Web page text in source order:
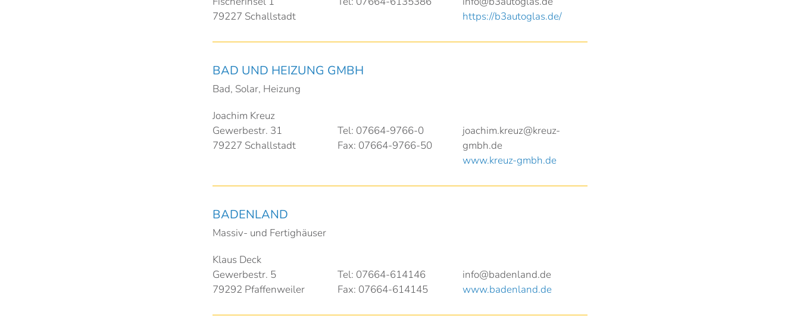
79227 Schallstadt
https://b3autoglas.de/
BAD UND HEIZUNG GMBH
Bad, Solar, Heizung
Joachim Kreuz
Gewerbestr. 31
79227 Schallstadt
Tel: 07664-9766-0
Fax: 07664-9766-50
joachim.kreuz@kreuz-
gmbh.de
www.kreuz-gmbh.de
BADENLAND
Massiv- und Fertighäuser
Klaus Deck
Gewerbestr. 5
79292 Pfaffenweiler
Tel: 07664-614146
Fax: 07664-614145
info@badenland.de
www.badenland.de